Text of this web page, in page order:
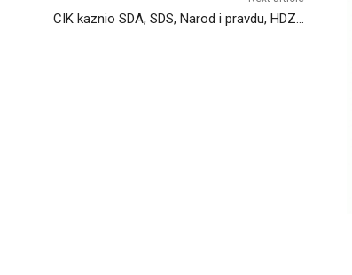
CIK kaznio SDA, SDS, Narod i pravdu, HDZ…